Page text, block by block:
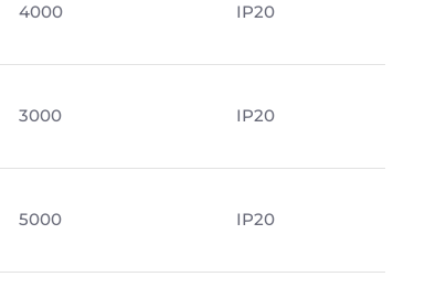
4000 IP20
3000 IP20
5000 IP20